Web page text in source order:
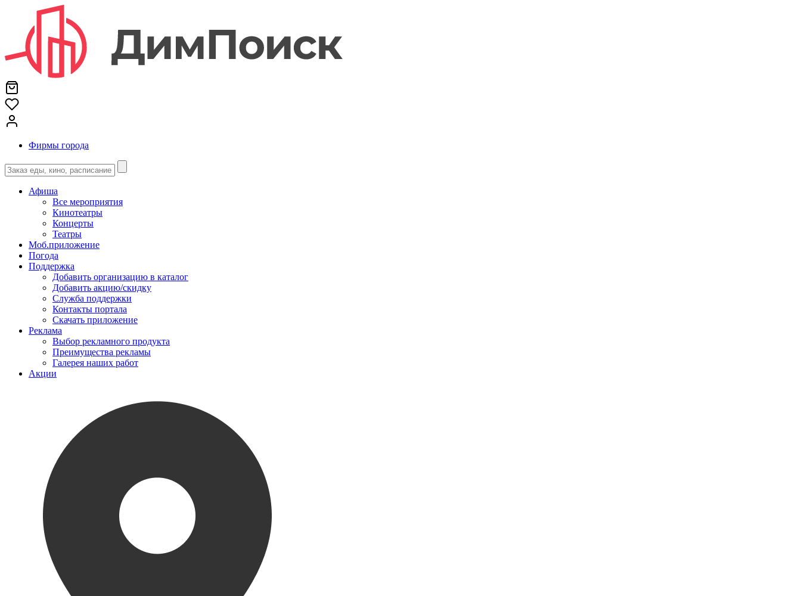
Фирмы города
Афиша
Все мероприятия
Кинотеатры
Концерты
Театры
Моб.приложение
Погода
Поддержка
Добавить организацию в каталог
Добавить акцию/скидку
Служба поддержки
Контакты портала
Скачать приложение
Реклама
Выбор рекламного продукта
Преимущества рекламы
Галерея наших работ
Акции